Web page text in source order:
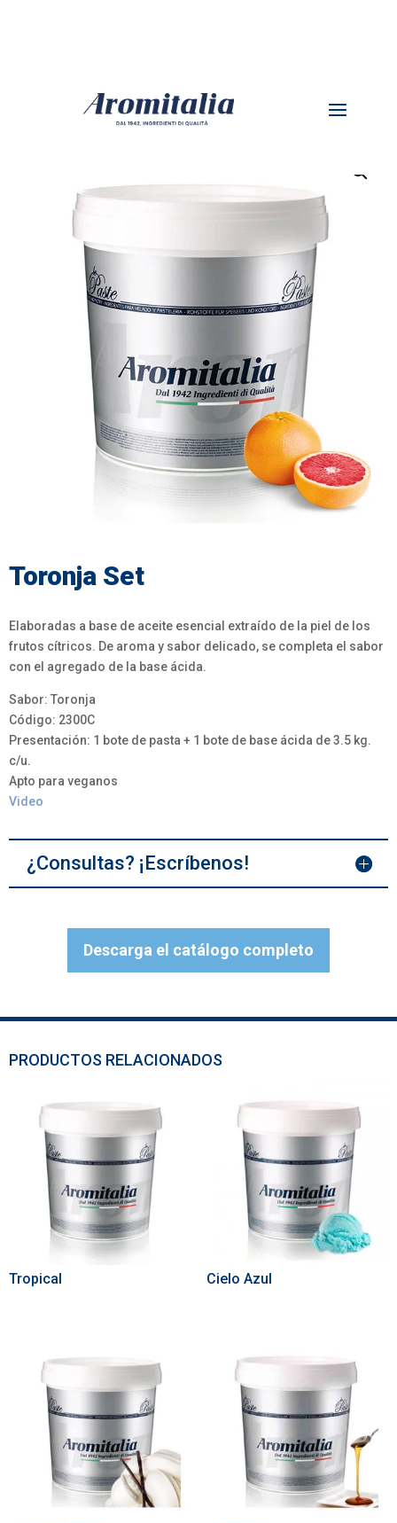
Toronja Set
Elaboradas a base de aceite esencial extraído de la piel de los
frutos cítricos. De aroma y sabor delicado, se completa el sabor
con el agregado de la base ácida.
Sabor: Toronja
Código: 2300C
Presentación: 1 bote de pasta + 1 bote de base ácida de 3.5 kg.
c/u.
Apto para veganos
Video
¿Consultas? ¡Escríbenos!
Descarga el catálogo completo
PRODUCTOS RELACIONADOS
Tropical Cielo Azul